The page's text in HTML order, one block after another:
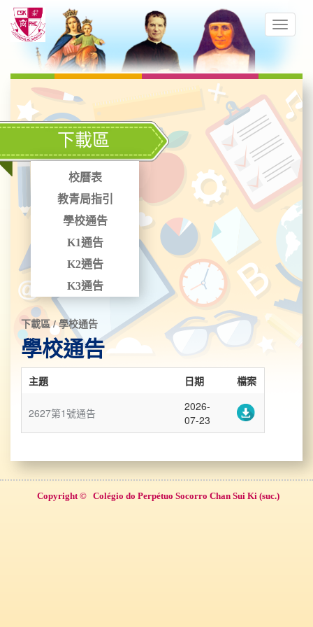
下載區
校曆表
教青局指引
學校通告
K1通告
K2通告
K3通告
下載區 / 學校通告
學校通告
主題 日期 檔案
2627第1號通告
2026-
07-23
Copyright © Colégio do Perpétuo Socorro Chan Sui Ki (suc.)